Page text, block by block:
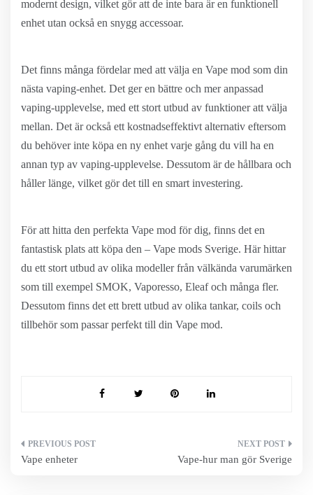
modernt design, vilket gör att de inte bara är en funktionell
enhet utan också en snygg accessoar.
Det finns många fördelar med att välja en Vape mod som din
nästa vaping-enhet. Det ger en bättre och mer anpassad
vaping-upplevelse, med ett stort utbud av funktioner att välja
mellan. Det är också ett kostnadseffektivt alternativ eftersom
du behöver inte köpa en ny enhet varje gång du vill ha en
annan typ av vaping-upplevelse. Dessutom är de hållbara och
håller länge, vilket gör det till en smart investering.
För att hitta den perfekta Vape mod för dig, finns det en
fantastisk plats att köpa den – Vape mods Sverige. Här hittar
du ett stort utbud av olika modeller från välkända varumärken
som till exempel SMOK, Vaporesso, Eleaf och många fler.
Dessutom finns det ett brett utbud av olika tankar, coils och
tillbehör som passar perfekt till din Vape mod.
Inläggsnavigering
Vape enheter Vape-hur man gör Sverige